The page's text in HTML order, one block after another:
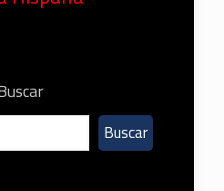
Buscar